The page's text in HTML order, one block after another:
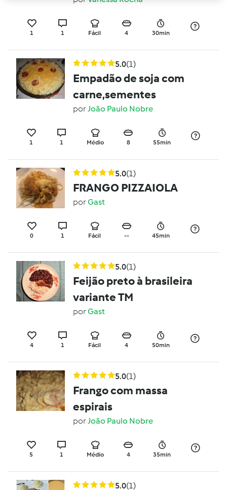
1 1 Fácil 4 30min
5.0(1)
Empadão de soja com
carne,sementes
porJoão Paulo Nobre
1 1 Médio 8 55min
5.0(1)
FRANGO PIZZAIOLA
porGast
0 1 Fácil -- 45min
5.0(1)
Feijão preto à brasileira
variante TM
porGast
4 1 Fácil 4 50min
5.0(1)
Frango com massa
espirais
porJoão Paulo Nobre
5 1 Médio 4 35min
5.0(1)